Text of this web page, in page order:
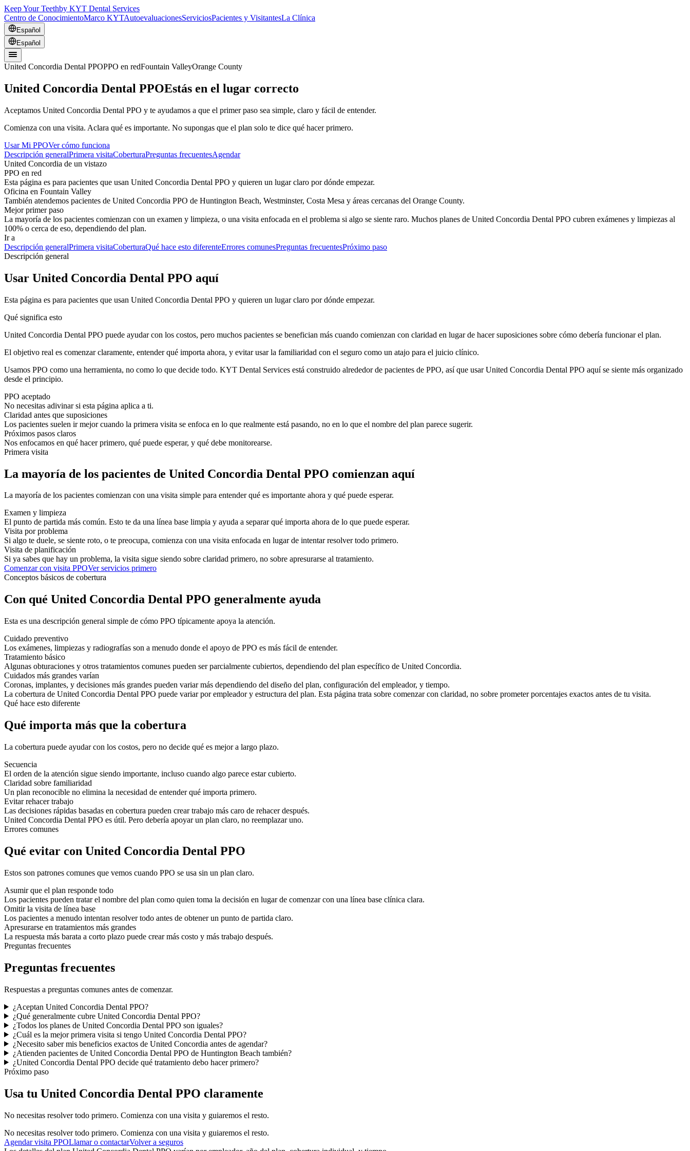
Keep Your Teethby KYT Dental Services
Centro de ConocimientoMarco KYTAutoevaluacionesServiciosPacientes y VisitantesLa Clínica
Español
Español
United Concordia Dental PPOPPO en redFountain ValleyOrange County
United Concordia Dental PPOEstás en el lugar correcto
Aceptamos United Concordia Dental PPO y te ayudamos a que el primer paso sea simple, claro y fácil de entender.
Comienza con una visita. Aclara qué es importante. No supongas que el plan solo te dice qué hacer primero.
Usar Mi PPOVer cómo funciona
Descripción generalPrimera visitaCoberturaPreguntas frecuentesAgendar
United Concordia de un vistazo
PPO en red
Esta página es para pacientes que usan United Concordia Dental PPO y quieren un lugar claro por dónde empezar.
Oficina en Fountain Valley
También atendemos pacientes de United Concordia PPO de Huntington Beach, Westminster, Costa Mesa y áreas cercanas del Orange County.
Mejor primer paso
La mayoría de los pacientes comienzan con un examen y limpieza, o una visita enfocada en el problema si algo se siente raro. Muchos planes de United Concordia Dental PPO cubren exámenes y limpiezas al
100% o cerca de eso, dependiendo del plan.
Ir a
Descripción generalPrimera visitaCoberturaQué hace esto diferenteErrores comunesPreguntas frecuentesPróximo paso
Descripción general
Usar United Concordia Dental PPO aquí
Esta página es para pacientes que usan United Concordia Dental PPO y quieren un lugar claro por dónde empezar.
Qué significa esto
United Concordia Dental PPO puede ayudar con los costos, pero muchos pacientes se benefician más cuando comienzan con claridad en lugar de hacer suposiciones sobre cómo debería funcionar el plan.
El objetivo real es comenzar claramente, entender qué importa ahora, y evitar usar la familiaridad con el seguro como un atajo para el juicio clínico.
Usamos PPO como una herramienta, no como lo que decide todo. KYT Dental Services está construido alrededor de pacientes de PPO, así que usar United Concordia Dental PPO aquí se siente más organizado
desde el principio.
PPO aceptado
No necesitas adivinar si esta página aplica a ti.
Claridad antes que suposiciones
Los pacientes suelen ir mejor cuando la primera visita se enfoca en lo que realmente está pasando, no en lo que el nombre del plan parece sugerir.
Próximos pasos claros
Nos enfocamos en qué hacer primero, qué puede esperar, y qué debe monitorearse.
Primera visita
La mayoría de los pacientes de United Concordia Dental PPO comienzan aquí
La mayoría de los pacientes comienzan con una visita simple para entender qué es importante ahora y qué puede esperar.
Examen y limpieza
El punto de partida más común. Esto te da una línea base limpia y ayuda a separar qué importa ahora de lo que puede esperar.
Visita por problema
Si algo te duele, se siente roto, o te preocupa, comienza con una visita enfocada en lugar de intentar resolver todo primero.
Visita de planificación
Si ya sabes que hay un problema, la visita sigue siendo sobre claridad primero, no sobre apresurarse al tratamiento.
Comenzar con visita PPOVer servicios primero
Conceptos básicos de cobertura
Con qué United Concordia Dental PPO generalmente ayuda
Esta es una descripción general simple de cómo PPO típicamente apoya la atención.
Cuidado preventivo
Los exámenes, limpiezas y radiografías son a menudo donde el apoyo de PPO es más fácil de entender.
Tratamiento básico
Algunas obturaciones y otros tratamientos comunes pueden ser parcialmente cubiertos, dependiendo del plan específico de United Concordia.
Cuidados más grandes varían
Coronas, implantes, y decisiones más grandes pueden variar más dependiendo del diseño del plan, configuración del empleador, y tiempo.
La cobertura de United Concordia Dental PPO puede variar por empleador y estructura del plan. Esta página trata sobre comenzar con claridad, no sobre prometer porcentajes exactos antes de tu visita.
Qué hace esto diferente
Qué importa más que la cobertura
La cobertura puede ayudar con los costos, pero no decide qué es mejor a largo plazo.
Secuencia
El orden de la atención sigue siendo importante, incluso cuando algo parece estar cubierto.
Claridad sobre familiaridad
Un plan reconocible no elimina la necesidad de entender qué importa primero.
Evitar rehacer trabajo
Las decisiones rápidas basadas en cobertura pueden crear trabajo más caro de rehacer después.
United Concordia Dental PPO es útil. Pero debería apoyar un plan claro, no reemplazar uno.
Errores comunes
Qué evitar con United Concordia Dental PPO
Estos son patrones comunes que vemos cuando PPO se usa sin un plan claro.
Asumir que el plan responde todo
Los pacientes pueden tratar el nombre del plan como quien toma la decisión en lugar de comenzar con una línea base clínica clara.
Omitir la visita de línea base
Los pacientes a menudo intentan resolver todo antes de obtener un punto de partida claro.
Apresurarse en tratamientos más grandes
La respuesta más barata a corto plazo puede crear más costo y más trabajo después.
Preguntas frecuentes
Preguntas frecuentes
Respuestas a preguntas comunes antes de comenzar.
¿Aceptan United Concordia Dental PPO?
¿Qué generalmente cubre United Concordia Dental PPO?
¿Todos los planes de United Concordia Dental PPO son iguales?
¿Cuál es la mejor primera visita si tengo United Concordia Dental PPO?
¿Necesito saber mis beneficios exactos de United Concordia antes de agendar?
¿Atienden pacientes de United Concordia Dental PPO de Huntington Beach también?
¿United Concordia Dental PPO decide qué tratamiento debo hacer primero?
Próximo paso
Usa tu United Concordia Dental PPO claramente
No necesitas resolver todo primero. Comienza con una visita y guiaremos el resto.
No necesitas resolver todo primero. Comienza con una visita y guiaremos el resto.
Agendar visita PPOLlamar o contactarVolver a seguros